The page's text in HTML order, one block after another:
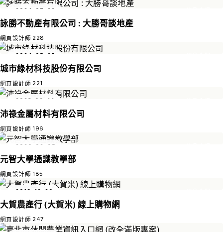
2024-07-22
詠勝不動產有限公司 : 大勝哥談地產
網頁設計師 228
2024-05-25
城市綠材科技股份有限公司
網頁設計師 221
2023-09-14
沛祿金屬材料有限公司
網頁設計師 196
2020-02-05
元智大學通識教學部
網頁設計師 185
2019-12-20
大賀農產行 (大賀米) 線上購物網
網頁設計師 247